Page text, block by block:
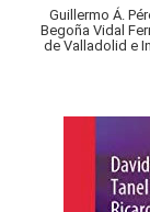
Guillermo Á.
Begoña Vidal
de Valladolid e